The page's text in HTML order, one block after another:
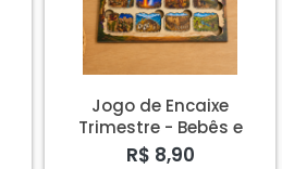
Jogo de Encaixe
Trimestre - Bebês e
Iniciantes
R$ 8,90